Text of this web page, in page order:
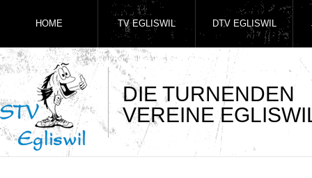
DIE TURNENDEN
VEREINE
HOME TV EGLISWIL DTV EGLISWIL